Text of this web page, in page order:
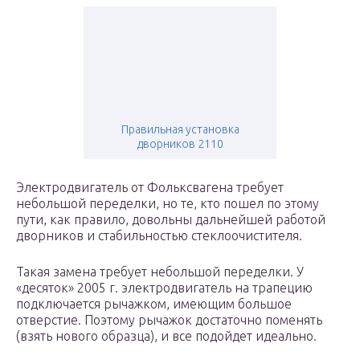
Правильная установка
дворников 2110
Электродвигатель от Фольксвагена требует
небольшой переделки, но те, кто пошел по этому
пути, как правило, довольны дальнейшей работой
дворников и стабильностью стеклоочистителя.
Такая замена требует небольшой переделки. У
«десяток» 2005 г. электродвигатель на трапецию
подключается рычажком, имеющим большое
отверстие. Поэтому рычажок достаточно поменять
(взять нового образца), и все подойдет идеально.